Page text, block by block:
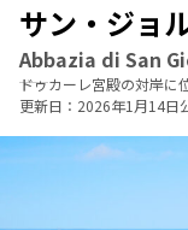
サン・ジョ
Abbazia di San
ドゥカーレ宮殿の対岸に
更新日
2026年1月14日